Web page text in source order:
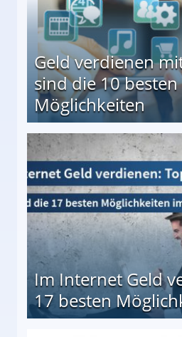
Geld verdienen
sind die 10 besten
Möglichkeiten
besten Möglichkeiten
Im Internet Geld
17 besten